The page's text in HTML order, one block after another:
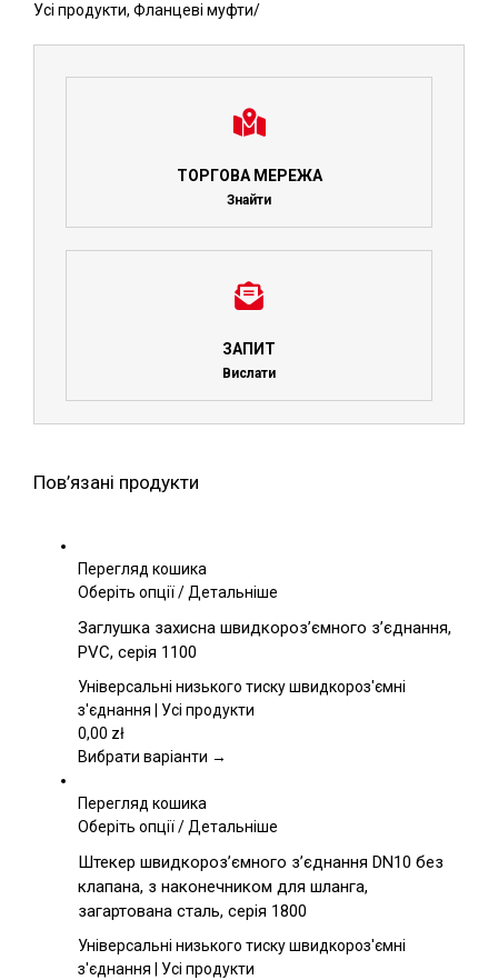
Усі продукти, Фланцеві муфти/
ТОРГОВА МЕРЕЖА
Знайти
ЗАПИТ
Вислати
Пов’язані продукти
Перегляд кошика
Оберіть опціїЦей
має
кілька
варіантів.
Параметри
вибрати
сторінці
товару
/Детальніше
Заглушка захисна швидкороз’ємного з’єднання,
PVC, серія 1100
Універсальні низького тиску швидкороз'ємні
з'єднання | Усі продукти
0,00 zł
Вибрати варіанти →
Перегляд кошика
Оберіть опціїЦей
має
кілька
варіантів.
Параметри
можна
/Детальніше
Штекер швидкороз’ємного з’єднання DN10 без
клапана, з наконечником для шланга,
загартована сталь, серія 1800
Універсальні низького тиску швидкороз'ємні
з'єднання | Усі продукти